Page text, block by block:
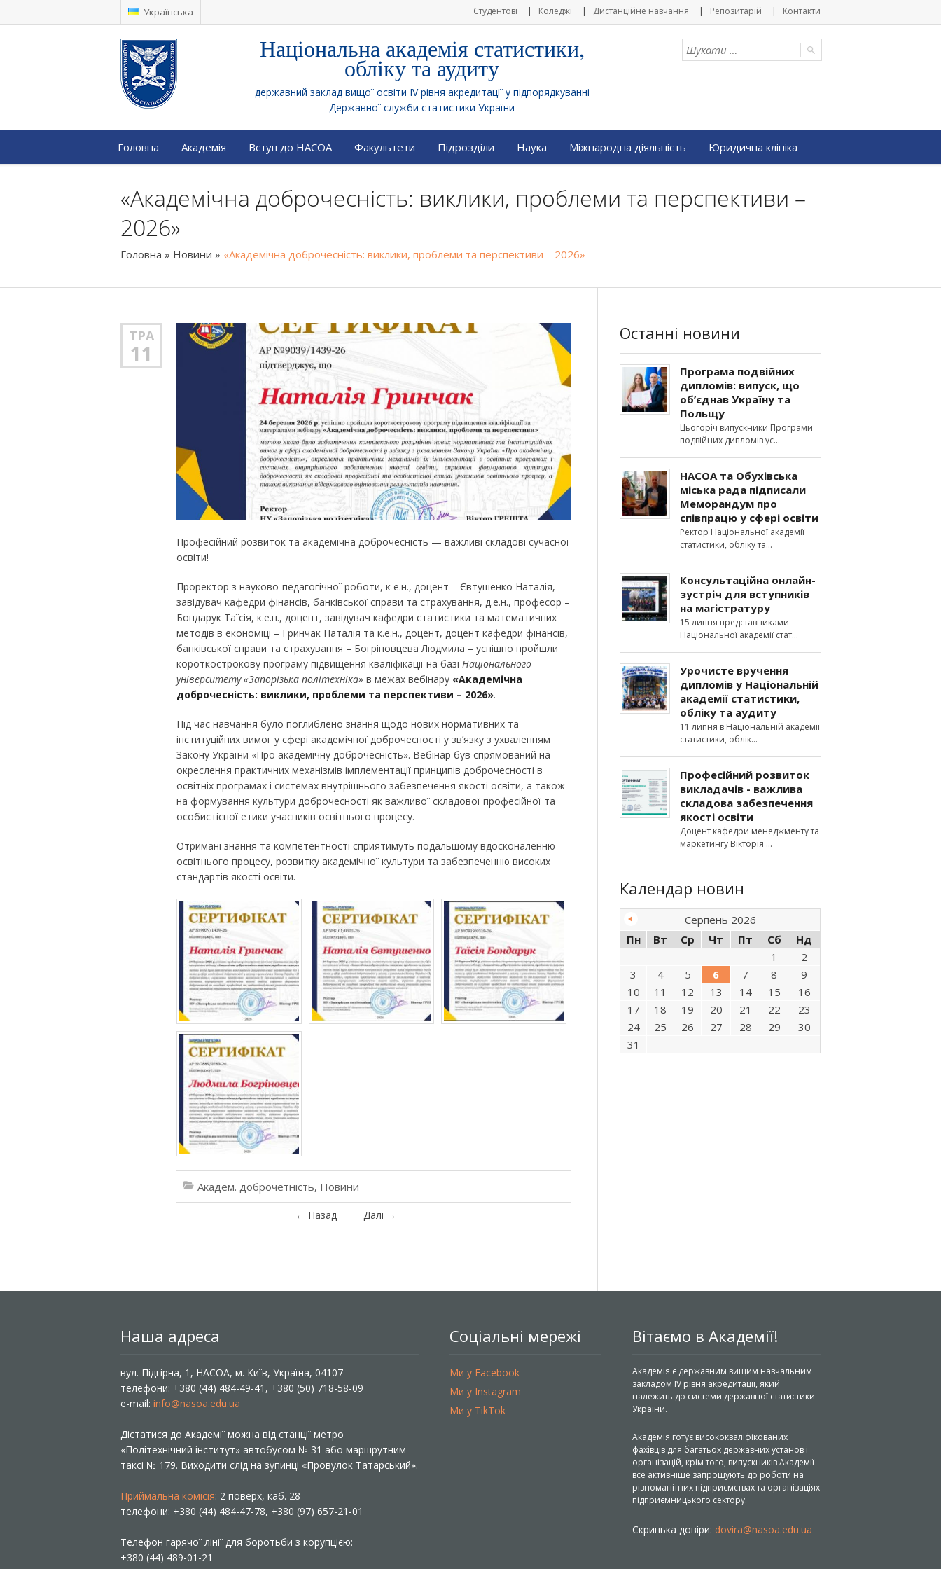
Українська Студентові Коледжі Дистанційне навчання Репозитарій Контакти
Національна академія статистики,
обліку та аудиту
державний заклад вищої освіти IV рівня акредитації у підпорядкуванні
Державної служби статистики України
Головна Академія Вступ до НАСОА Факультети Підрозділи Наука Міжнародна діяльність Юридична клініка
«Академічна доброчесність: виклики, проблеми та перспективи –
2026»
Головна » Новини » «Академічна доброчесність: виклики, проблеми та перспективи – 2026»
ТРА
11
Професійний розвиток та академічна доброчесність — важливі складові сучасної
освіти!
Проректор з науково-педагогічної роботи, к е.н., доцент – Євтушенко Наталія,
завідувач кафедри фінансів, банківської справи та страхування, д.е.н., професор –
Бондарук Таїсія, к.е.н., доцент, завідувач кафедри статистики та математичних
методів в економіці – Гринчак Наталія та к.е.н., доцент, доцент кафедри фінансів,
банківської справи та страхування – Богріновцева Людмила – успішно пройшли
короткострокову програму підвищення кваліфікації на базі Національного
університету «Запорізька політехніка» в межах вебінару «Академічна
доброчесність: виклики, проблеми та перспективи – 2026».
Під час навчання було поглиблено знання щодо нових нормативних та
інституційних вимог у сфері академічної доброчесності у зв’язку з ухваленням
Закону України «Про академічну доброчесність». Вебінар був спрямований на
окреслення практичних механізмів імплементації принципів доброчесності в
освітніх програмах і системах внутрішнього забезпечення якості освіти, а також
на формування культури доброчесності як важливої складової професійної та
особистісної етики учасників освітнього процесу.
Отримані знання та компетентності сприятимуть подальшому вдосконаленню
освітнього процесу, розвитку академічної культури та забезпеченню високих
стандартів якості освіти.
Академ. доброчетність, Новини
← Назад Далі →
Останні новини
Програма подвійних
дипломів: випуск, що
об’єднав Україну та
Польщу
Цьогоріч випускники Програми
подвійних дипломів ус
НАСОА та Обухівська
міська рада підписали
Меморандум про
співпрацю у сфері освіти
Ректор Національної академії
статистики, обліку та
Консультаційна онлайн-
зустріч для вступників
на магістратуру
15 липня представниками
Національної академії стат
Урочисте вручення
дипломів у Національній
академії статистики,
обліку та аудиту
11 липня в Національній академії
статистики, облік
Професійний розвиток
викладачів - важлива
складова забезпечення
якості освіти
Доцент кафедри менеджменту та
маркетингу Вікторія
Календар новин
Серпень 2026
Пн
Вт Ср Чт Пт Сб
Нд
1
2
3
4 5 6 7 8
9
10
11 12 13 14 15
16
17
18 19 20 21 22
23
24
25 26 27 28 29
30
31
Наша адреса
вул. Підгірна, 1, НАСОА, м. Київ, Україна, 04107
телефони: +380 (44) 484-49-41, +380 (50) 718-58-09
e-mail: info@nasoa.edu.ua
Дістатися до Академії можна від станції метро
«Політехнічний інститут» автобусом № 31 або маршрутним
таксі № 179. Виходити слід на зупинці «Провулок Татарський».
Приймальна комісія: 2 поверх, каб. 28
телефони: +380 (44) 484-47-78, +380 (97) 657-21-01
Телефон гарячої лінії для боротьби з корупцією:
+380 (44) 489-01-21
Соціальні мережі
Ми у Facebook
Ми у Instagram
Ми у TikTok
Вітаємо в Академії!
Академія є державним вищим навчальним
закладом IV рівня акредитації, який
належить до системи державної статистики
України.
Академія готує висококваліфікованих
фахівців для багатьох державних установ і
організацій, крім того, випускників Академії
все активніше запрошують до роботи на
різноманітних підприємствах та організаціях
підприємницького сектору.
Скринька довіри: dovira@nasoa.edu.ua